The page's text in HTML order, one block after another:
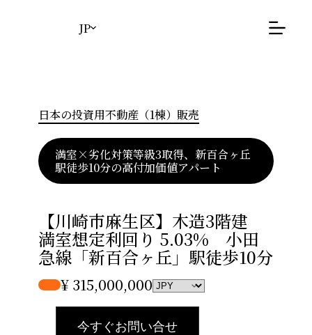
JP
日本の投資用不動産（1棟）販売
満室×劣化対策等級3取得、新百合ヶ丘
駅徒歩10分の高付加価値アパート
【川崎市麻生区】木造3階建
満室想定利回り 5.03% 小田
急線「新百合ヶ丘」駅徒歩10分
¥ 315,000,000
今すぐお問い合せ